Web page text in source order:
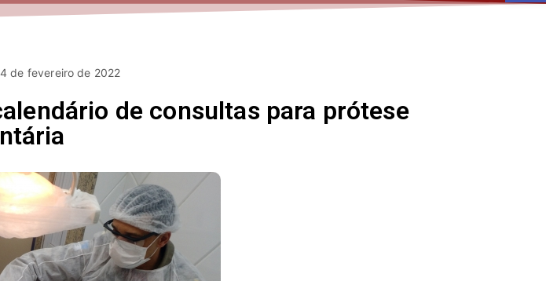
de fevereiro de 2022
de consultas para prótese